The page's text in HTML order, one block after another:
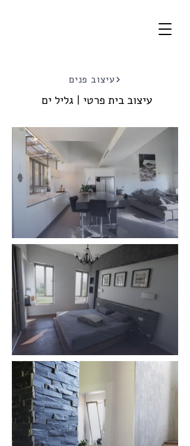
עיצוב פנים
עיצוב בית פרטי | גליל ים